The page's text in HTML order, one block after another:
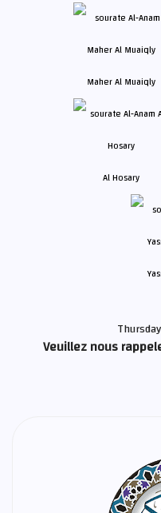
Maher Al Muaiqly
Al Hosary
Veuillez nous